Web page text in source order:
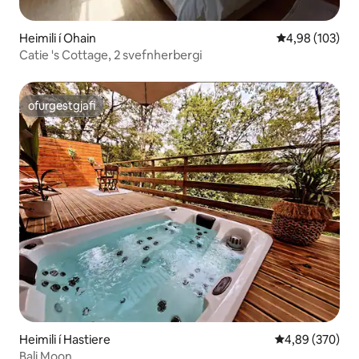
Heimili í Ohain 4,98 af 5 í
4,98 (103)
Catie 's Cottage, 2 svefnherbergi
ofurgestgjafi
ofurgestgjafi
Heimili í Hastiere 4,89 af 5 í
4,89 (370)
Bali Moon